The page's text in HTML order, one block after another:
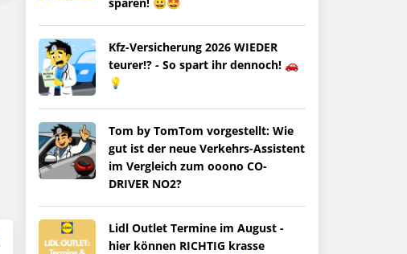
Kfz-Versicherung 2026 WIEDER
teurer!? - So spart ihr dennoch! 🚗
💡
Tom by TomTom vorgestellt: Wie
gut ist der neue Verkehrs-Assistent
im Vergleich zum ooono CO-
DRIVER NO2?
Lidl Outlet Termine im August -
hier können RICHTIG krasse